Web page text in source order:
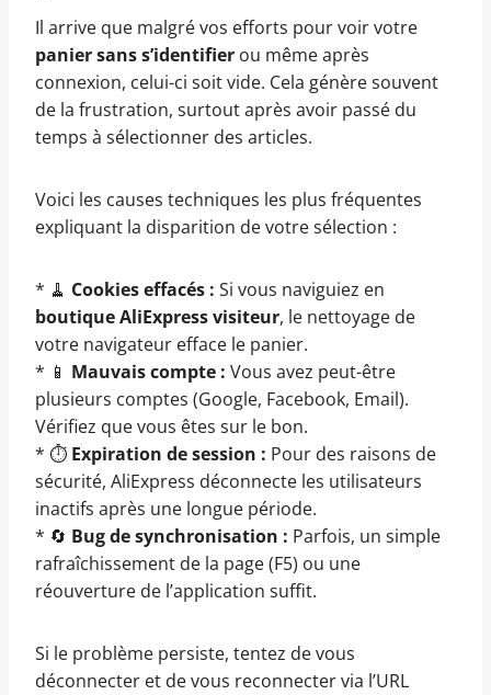
Il arrive que malgré vos efforts pour voir votre
panier sans s’identifier ou même après
connexion, celui-ci soit vide. Cela génère souvent
de la frustration, surtout après avoir passé du
temps à sélectionner des articles.
Voici les causes techniques les plus fréquentes
expliquant la disparition de votre sélection :
* 🧹 Cookies effacés : Si vous naviguiez en
boutique AliExpress visiteur, le nettoyage de
votre navigateur efface le panier.
* 📱 Mauvais compte : Vous avez peut-être
plusieurs comptes (Google, Facebook, Email).
Vérifiez que vous êtes sur le bon.
* ⏱️ Expiration de session : Pour des raisons de
sécurité, AliExpress déconnecte les utilisateurs
inactifs après une longue période.
* 🔄 Bug de synchronisation : Parfois, un simple
rafraîchissement de la page (F5) ou une
réouverture de l’application suffit.
Si le problème persiste, tentez de vous
déconnecter et de vous reconnecter via l’URL